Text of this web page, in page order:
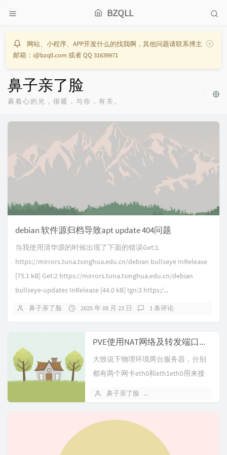
BZQLL
网站、小程序、APP开发什么的找我啊，其他问题请联系博主
邮箱：i@bzqll.com 或者 QQ 31639971
鼻子亲了脸
裹着心的光，很暖，与你，有关。
debian 软件源归档导致apt update 404问题
当我使用清华源的时候出现了下面的错误Get:1
https://mirrors.tuna.tsinghua.edu.cn/debian bullseye InRelease
[75.1 kB] Get:2 https://mirrors.tuna.tsinghua.edu.cn/debian
bullseye-updates InRelease [44.0 kB] Ign:3 https:/...
鼻子亲了脸 2025 年 08 月 23 日 1 条评论
PVE使用NAT网络及转发端口，开启防火墙后虚拟机没有网络解决办法
大致说下物理环境两台服务器，分别
都有两个网卡eth0和eth1eth0用来接
鼻子亲了脸